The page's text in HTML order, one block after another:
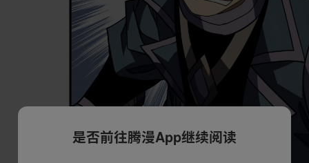
是否前往腾漫App继续阅读